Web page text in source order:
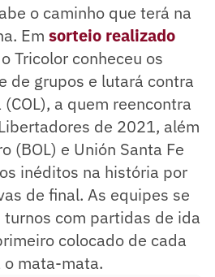
o caminho que terá na
Em sorteio realizado
Tricolor conheceu os
de grupos e lutará contra
a quem reencontra
de 2021, além
(BOL) e Unión Santa Fe
inéditos na história por
de final. As equipes se
com partidas de ida
colocado de cada
o mata-mata.